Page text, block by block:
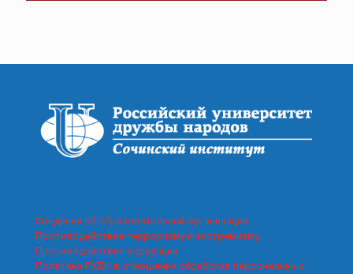
Сведения об образовательной организации
Противодействие терроризму и экстремизму
Противодействие коррупции
Политика РУДН в отношении обработки персональных